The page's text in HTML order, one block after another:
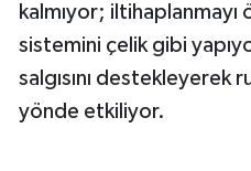
kalmıyor; iltihaplanmayı
sistemini çelik gibi
salgısını destekleyerek
yönde etkiliyor.